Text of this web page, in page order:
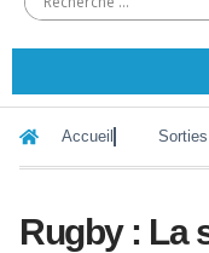
Accueil Sorties
Rugby : La